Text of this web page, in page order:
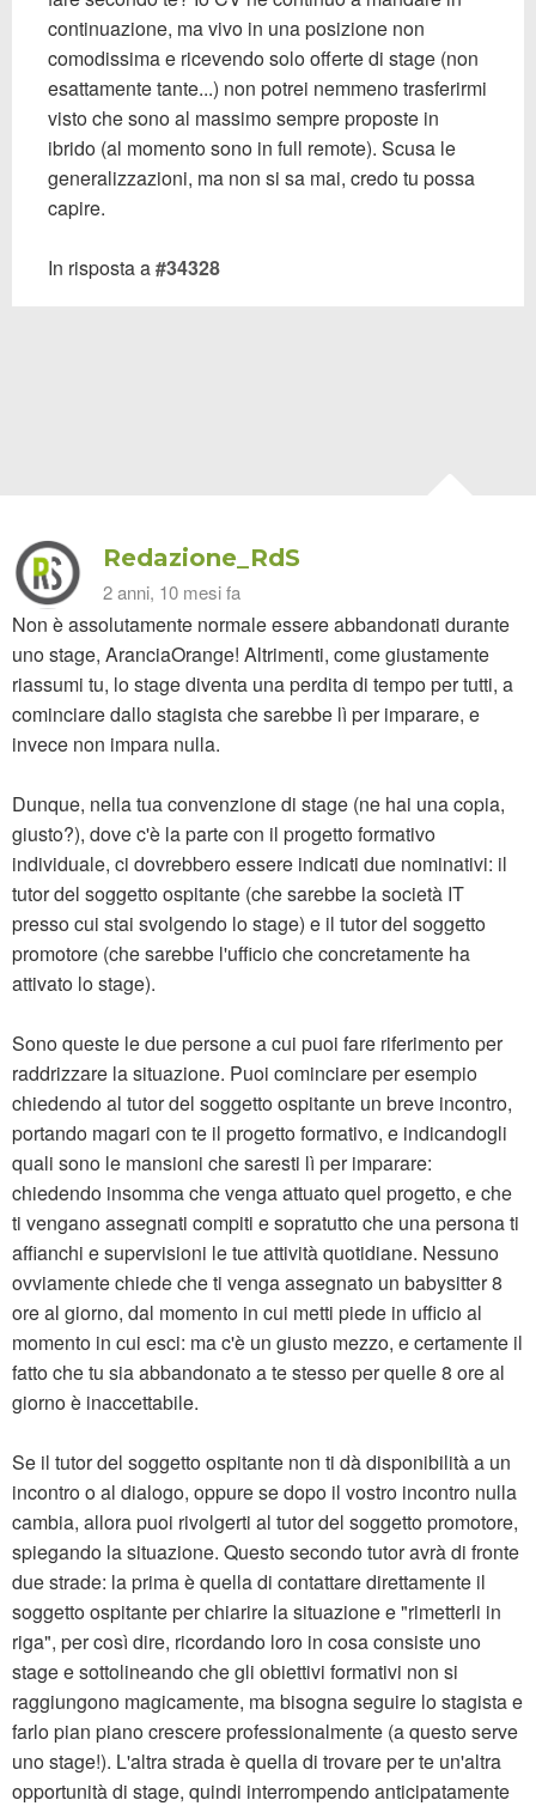
continuazione, ma vivo in una posizione non
comodissima e ricevendo solo offerte di stage (non
esattamente tante...) non potrei nemmeno trasferirmi
visto che sono al massimo sempre proposte in
ibrido (al momento sono in full remote). Scusa le
generalizzazioni, ma non si sa mai, credo tu possa
capire.
In risposta a#34328
Redazione_RdS
2 anni, 10 mesi fa
Non è assolutamente normale essere abbandonati durante
uno stage, AranciaOrange! Altrimenti, come giustamente
riassumi tu, lo stage diventa una perdita di tempo per tutti, a
cominciare dallo stagista che sarebbe lì per imparare, e
invece non impara nulla.
Dunque, nella tua convenzione di stage (ne hai una copia,
giusto?), dove c'è la parte con il progetto formativo
individuale, ci dovrebbero essere indicati due nominativi: il
tutor del soggetto ospitante (che sarebbe la società IT
presso cui stai svolgendo lo stage) e il tutor del soggetto
promotore (che sarebbe l'ufficio che concretamente ha
attivato lo stage).
Sono queste le due persone a cui puoi fare riferimento per
raddrizzare la situazione. Puoi cominciare per esempio
chiedendo al tutor del soggetto ospitante un breve incontro,
portando magari con te il progetto formativo, e indicandogli
quali sono le mansioni che saresti lì per imparare:
chiedendo insomma che venga attuato quel progetto, e che
ti vengano assegnati compiti e sopratutto che una persona ti
affianchi e supervisioni le tue attività quotidiane. Nessuno
ovviamente chiede che ti venga assegnato un babysitter 8
ore al giorno, dal momento in cui metti piede in ufficio al
momento in cui esci: ma c'è un giusto mezzo, e certamente il
fatto che tu sia abbandonato a te stesso per quelle 8 ore al
giorno è inaccettabile.
Se il tutor del soggetto ospitante non ti dà disponibilità a un
incontro o al dialogo, oppure se dopo il vostro incontro nulla
cambia, allora puoi rivolgerti al tutor del soggetto promotore,
spiegando la situazione. Questo secondo tutor avrà di fronte
due strade: la prima è quella di contattare direttamente il
soggetto ospitante per chiarire la situazione e "rimetterli in
riga", per così dire, ricordando loro in cosa consiste uno
stage e sottolineando che gli obiettivi formativi non si
raggiungono magicamente, ma bisogna seguire lo stagista e
farlo pian piano crescere professionalmente (a questo serve
uno stage!). L'altra strada è quella di trovare per te un'altra
opportunità di stage, quindi interrompendo anticipatamente